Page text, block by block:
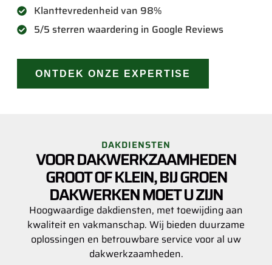
Klanttevredenheid van 98%
5/5 sterren waardering in Google Reviews
ONTDEK ONZE EXPERTISE
DAKDIENSTEN
VOOR DAKWERKZAAMHEDEN
GROOT OF KLEIN, BIJ GROEN
DAKWERKEN MOET U ZIJN
Hoogwaardige dakdiensten, met toewijding aan
kwaliteit en vakmanschap. Wij bieden duurzame
oplossingen en betrouwbare service voor al uw
dakwerkzaamheden.